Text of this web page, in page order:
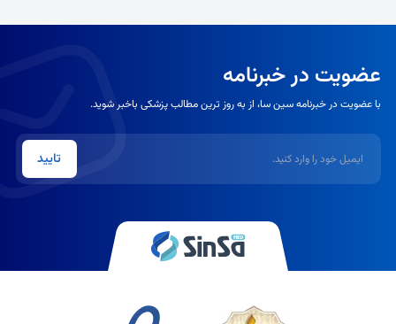
عضویت در خبرنامه
با عضویت در خبرنامه سین سا، از به روز ترین مطالب پزشکی باخبر شوید.
تایید